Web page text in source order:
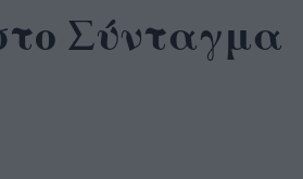
Σύνταγμα